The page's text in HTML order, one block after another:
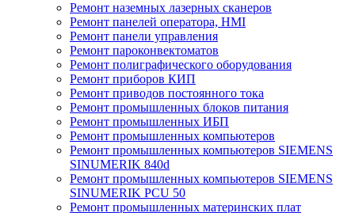
Ремонт наземных лазерных сканеров
Ремонт панелей оператора, HMI
Ремонт панели управления
Ремонт пароконвектоматов
Ремонт полиграфического оборудования
Ремонт приборов КИП
Ремонт приводов постоянного тока
Ремонт промышленных блоков питания
Ремонт промышленных ИБП
Ремонт промышленных компьютеров
Ремонт промышленных компьютеров SIEMENS
SINUMERIK 840d
Ремонт промышленных компьютеров SIEMENS
SINUMERIK PCU 50
Ремонт промышленных материнских плат